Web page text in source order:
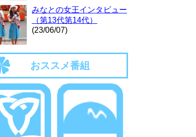
みなとの女王インタビュー
（第13代第14代）
(23/06/07)
おススメ番組